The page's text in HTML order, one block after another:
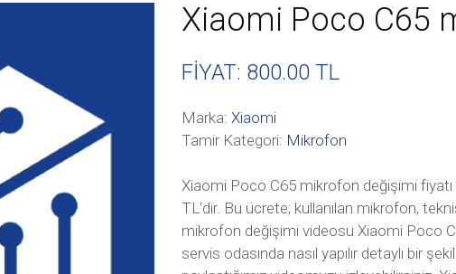
Xiaomi Poco C65
FİYAT: 800.00 TL
Marka: Xiaomi
Tamir Kategori: Mikrofon
Xiaomi Poco C65 mikrofon değişimi
TL‘dir. Bu ücrete; kullanılan mikrofon,
mikrofon değişimi videosu Xiaomi Poco
servis odasında nasıl yapılır detaylı bir